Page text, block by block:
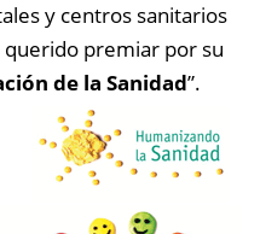
y centros sanitarios
querido premiar por su
de la Sanidad”.